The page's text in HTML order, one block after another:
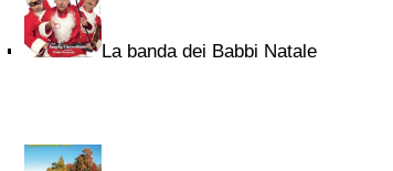
La banda dei Babbi Natale